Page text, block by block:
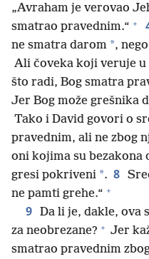
„Avraham je verovao
smatrao pravednim.“ +
ne smatra darom *,
Ali čoveka koji veruje u
što radi, Bog smatra
Jer Bog može grešnika
Tako i David govori o
pravednim, ali ne zbog
oni kojima su bezakona
gresi pokriveni *. 8
ne pamti grehe.“ +
9 Da li je, dakle, ova
za neobrezane? + Jer
smatrao pravednim